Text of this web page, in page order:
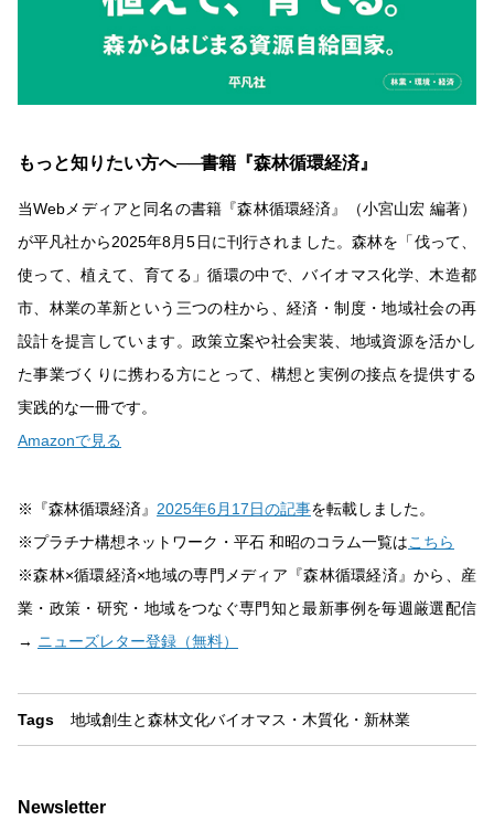
もっと知りたい方へ──書籍『森林循環経済』
当Webメディアと同名の書籍『森林循環経済』（小宮山宏 編著）
が平凡社から2025年8月5日に刊行されました。森林を「伐って、
使って、植えて、育てる」循環の中で、バイオマス化学、木造都
市、林業の革新という三つの柱から、経済・制度・地域社会の再
設計を提言しています。政策立案や社会実装、地域資源を活かし
た事業づくりに携わる方にとって、構想と実例の接点を提供する
実践的な一冊です。
Amazonで見る
※『森林循環経済』 2025年6月17日の記事を転載しました。
※プラチナ構想ネットワーク・平石 和昭のコラム一覧はこちら
※森林×循環経済×地域の専門メディア『森林循環経済』から、産
業・政策・研究・地域をつなぐ専門知と最新事例を毎週厳選配信
→ ニューズレター登録（無料）
Tags 地域創生と森林文化バイオマス・木質化・新林業
Newsletter